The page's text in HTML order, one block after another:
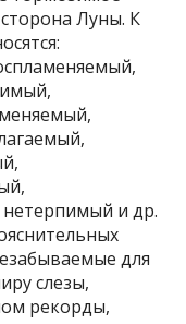
Луны. К
и др.
для
слезы,
рекорды,